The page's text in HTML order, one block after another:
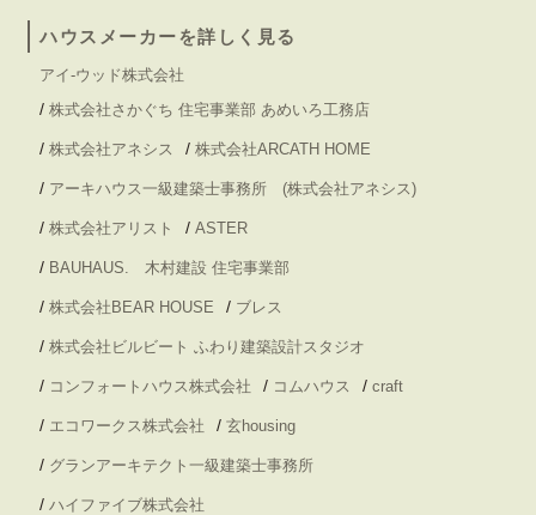
ハウスメーカーを詳しく見る
アイ-ウッド株式会社
/ 株式会社さかぐち 住宅事業部 あめいろ工務店
/ 株式会社アネシス / 株式会社ARCATH HOME
/ アーキハウス一級建築士事務所 (株式会社アネシス)
/ 株式会社アリスト / ASTER
/ BAUHAUS. 木村建設 住宅事業部
/ 株式会社BEAR HOUSE / ブレス
/ 株式会社ビルビート ふわり建築設計スタジオ
/ コンフォートハウス株式会社 / コムハウス / craft
/ エコワークス株式会社 / 玄housing
/ グランアーキテクト一級建築士事務所
/ ハイファイブ株式会社